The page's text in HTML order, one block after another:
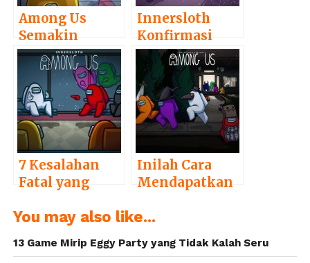
Among Us
Semakin
Populer,
Pengembang
Batalkan
Sekuelnya,
Kenapa?
Innersloth
Konfirmasi
Map Keempat
Game Among
Us akan Lebih
Luas dari Polus
7 Kesalahan
Fatal yang
Dilakukan oleh
Us
Inilah Cara
Mendapatkan
Us Gratis
You may also like...
13 Game Mirip Eggy Party yang Tidak Kalah Seru